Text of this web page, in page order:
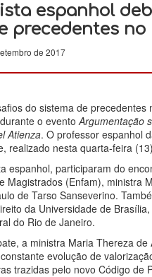
espanhol
precedentes no
de 2017
do sistema de
o evento Argumentação
Atienza. O professor espanhol
realizado nesta quarta-feira
espanhol, participaram do
Magistrados (Enfam), ministra
de Tarso Sanseverino.
da Universidade de
do Rio de Janeiro.
a ministra Maria Thereza
evolução de
trazidas pelo novo Código de